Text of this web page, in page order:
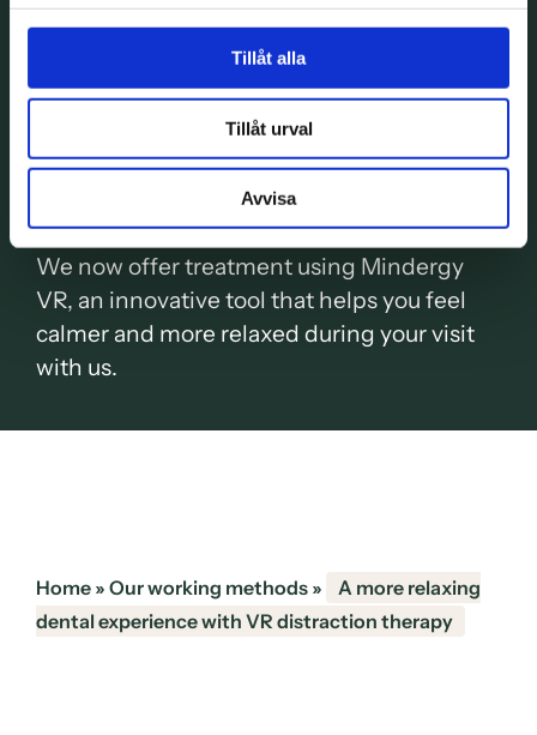
Tillåt alla
Tillåt urval
Avvisa
A more relaxing
dental experience
with VR distraction
We now offer treatment using Mindergy
VR, an innovative tool that helps you feel
calmer and more relaxed during your visit
with us.
Home» Our working methods»
A more relaxing
dental experience with VR distraction therapy